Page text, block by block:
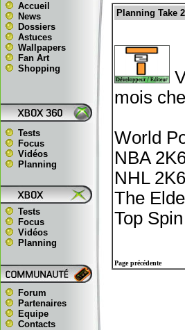
Accueil
News
Dossiers
Astuces
Wallpapers
Fan Art
Shopping
Tests
Focus
Vidéos
Planning
Tests
Focus
Vidéos
Planning
Forum
Partenaires
Equipe
Contacts
Planning Take 2
mois
World
NBA
NHL
The
Top
Page précédente